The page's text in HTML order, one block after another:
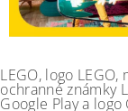
LEGO, logo LEGO,
ochranné známky
Google Play a